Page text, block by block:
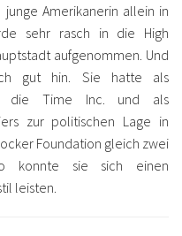
junge Amerikanerin allein in
sehr rasch in die High
aufgenommen. Und
gut hin. Sie hatte als
die Time Inc. und als
zur politischen Lage in
Foundation gleich zwei
konnte sie sich einen
leisten.